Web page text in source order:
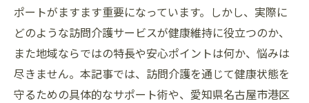
ポートがますます重要になっています。しかし、実際に
どのような訪問介護サービスが健康維持に役立つのか、
また地域ならではの特長や安心ポイントは何か、悩みは
尽きません。本記事では、訪問介護を通じて健康状態を
守るための具体的なサポート術や、愛知県名古屋市港区